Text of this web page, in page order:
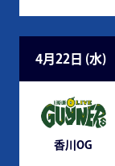
4月22日 (水)
香川OG